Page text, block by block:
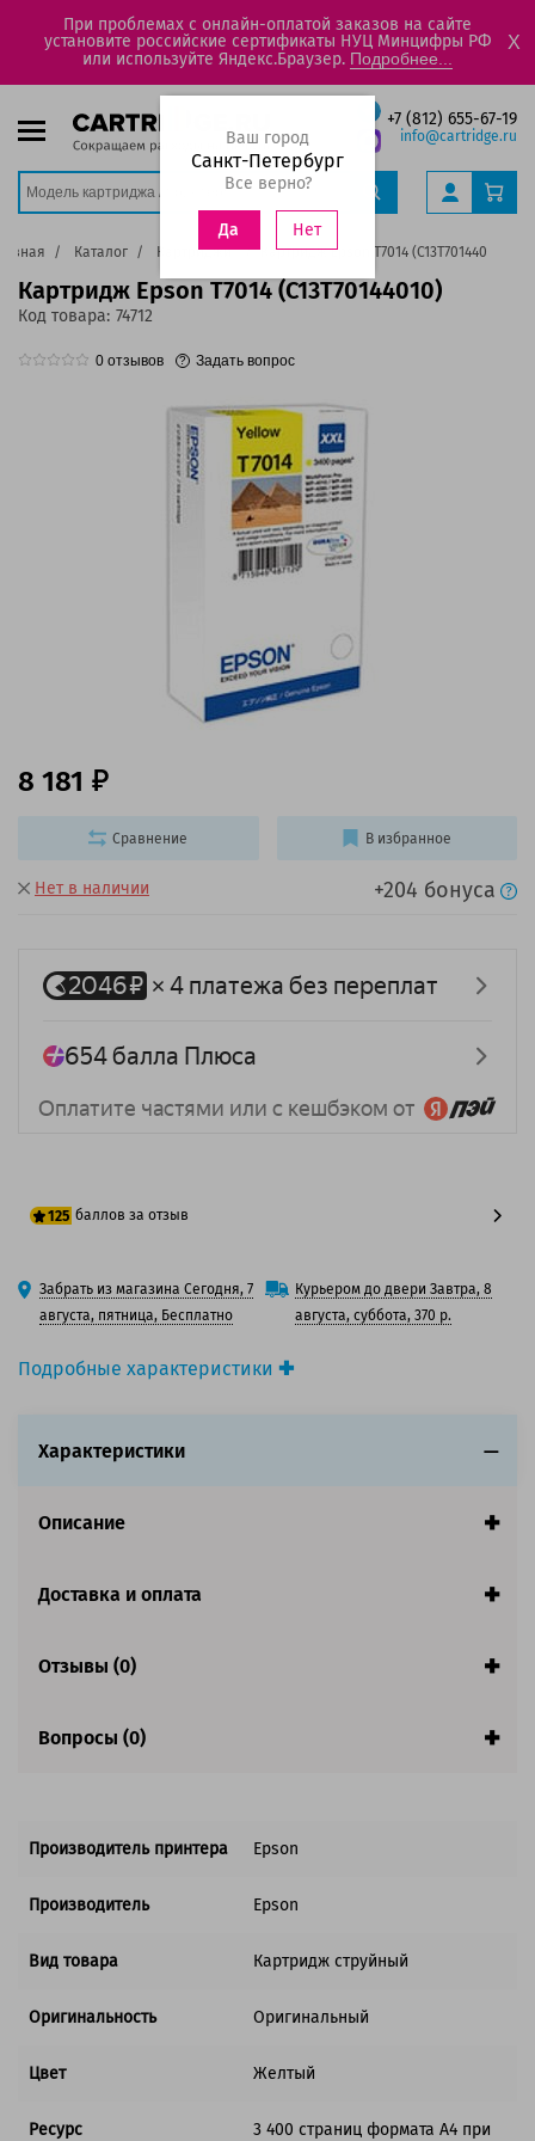
При проблемах с онлайн-оплатой заказов на сайте
установите российские сертификаты НУЦ Минцифры РФ
или используйте Яндекс.Браузер. Подробнее...
X
+7 (812) 655-67-19
info@cartridge.ru
Ваш город
Санкт-Петербург
Все верно?
Да Нет
Каталог Картриджи Картридж Epson T7014 (C13T70144010)
Картридж Epson T7014 (C13T70144010)
Код товара: 74712
0 отзывов Задать вопрос
Подробные характеристики
Вид товара:Картридж струйный
Ресурс:3 400 страниц формата А4 при 5%
Страна:Япония
Нет в наличии +204 бонуса
8 181
125 баллов за отзыв
100 баллов
125 баллов
Забрать из магазина Сегодня, 7
августа, пятница, Бесплатно
Курьером до двери Завтра, 8
августа, суббота, 370 р.
Сравнение В избранное
Характеристики
Описание
Доставка и оплата
Отзывы (0)
Вопросы (0)
Производитель принтера Epson
Производитель Epson
Вид товара Картридж струйный
Оригинальность Оригинальный
Цвет Желтый
Ресурс
3 400 страниц формата А4 при